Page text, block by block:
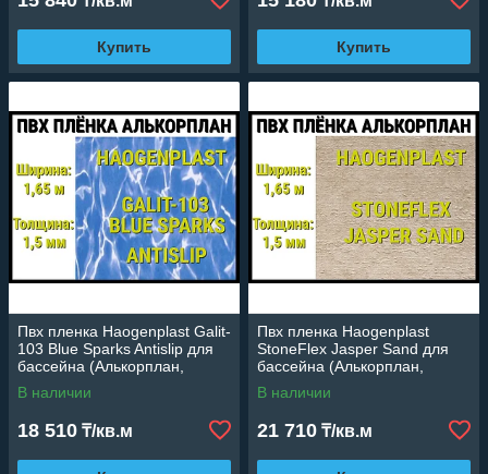
Купить Купить
Пвх пленка Haogenplast Galit-
103 Blue Sparks Antislip для
бассейна (Алькорплан,
голубые блики, ширина: 1.65
м.)
В наличии
18 510 ₸/кв.м
Пвх пленка Haogenplast
StoneFlex Jasper Sand для
бассейна (Алькорплан,
песочная яшма, ширина:
1.65 м.)
В наличии
21 710 ₸/кв.м